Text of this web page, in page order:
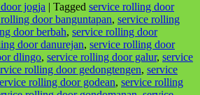
jogja | Tagged service rolling door
door banguntapan, service rolling
door berbah, service rolling door
door danurejan, service rolling door
dlingo, service rolling door galur, service
rolling door gedongtengen, service
rolling door godean, service rolling